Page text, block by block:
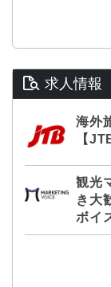
求人情報
海外
【
観光
き大
ボイ